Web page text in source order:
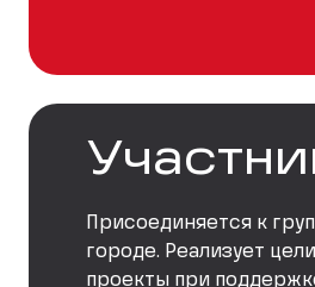
Присоединяется к
городе. Реализует
проекты при